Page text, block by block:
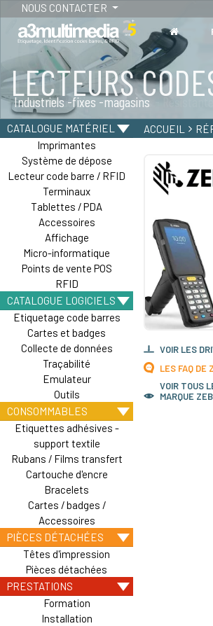
NOUS CONTACTER
LECTEURS
Industriels -fixes -magasins
TABLETTES
Tablettes durcies - étanches -
CATALOGUE MATÉRIEL
Imprimantes
Système de dépose
Lecteur code barre / RFID
Terminaux
Tablettes / PDA
Accessoires
Affichage
Micro-informatique
Points de vente POS
RFID
CATALOGUE LOGICIELS
Etiquetage code barres
Cartes et badges
Collecte de données
Traçabilité
Emulateur
Outils
CONSOMMABLES
Etiquettes adhésives -
support textile
Rubans / Films transfert
Cartouche d'encre
Bracelets
Cartes / badges /
Accessoires
PIÈCES DÉTACHÉES
Têtes d'impression
Pièces détachées
PRESTATIONS
Formation
Installation
ACCUEIL
VOIR LES
LES FAQ DE
VOIR TOUS
MARQUE